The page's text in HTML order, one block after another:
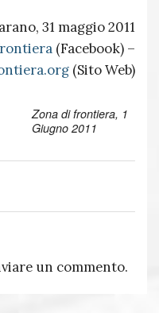
31 maggio 2011
(Facebook) –
(Sito Web)
Zona di frontiera, 1
Giugno 2011
un commento.